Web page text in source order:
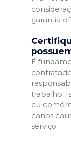
garantia
É
trabalho.
ou
danos
serviço.